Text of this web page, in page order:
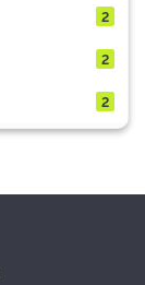
2
2
2